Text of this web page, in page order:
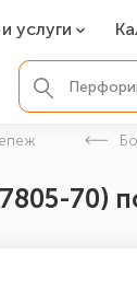
услуги
70)